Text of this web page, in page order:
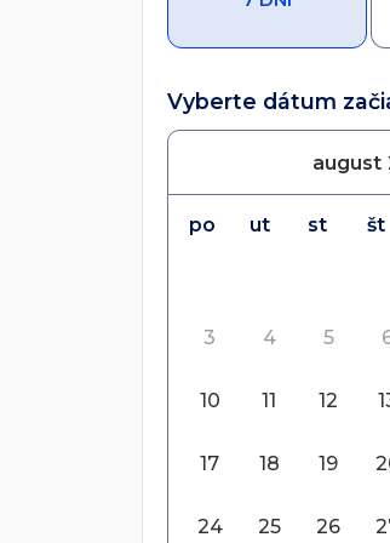
Vyberte dátum
august
po ut st št
3 4 5
10 11 12
17 18 19
24 25 26